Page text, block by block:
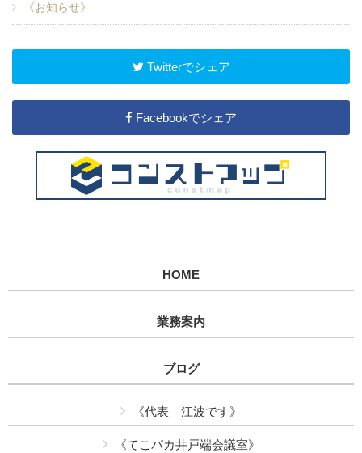
《お知らせ》
Twitterでシェア
Facebookでシェア
HOME
業務案内
ブログ
《代表 江波です》
《てこパカ井戸端会議室》